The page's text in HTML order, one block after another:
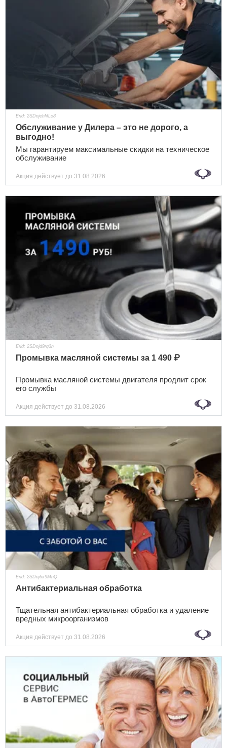
Erid: 2SDnjehNLo8
Обслуживание у Дилера – это не дорого, а
выгодно!
Мы гарантируем максимальные скидки на техническое
обслуживание
Акция действует до 31.08.2026
Erid: 2SDnjd9rq3n
Промывка масляной системы за 1 490 ₽
Промывка масляной системы двигателя продлит срок
его службы
Акция действует до 31.08.2026
Erid: 2SDnjbx9MnQ
Антибактериальная обработка
Тщательная антибактериальная обработка и удаление
вредных микроорганизмов
Акция действует до 31.08.2026